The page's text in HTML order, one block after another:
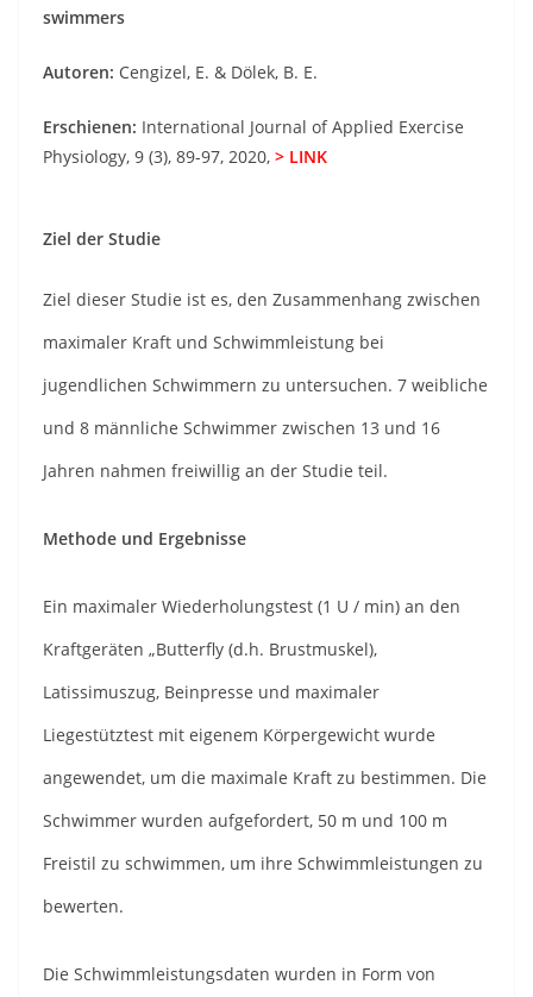
swimmers
Autoren: Cengizel, E. & Dölek, B. E.
Erschienen: International Journal of Applied Exercise
Physiology, 9 (3), 89-97, 2020, > LINK
Ziel der Studie
Ziel dieser Studie ist es, den Zusammenhang zwischen
maximaler Kraft und Schwimmleistung bei
jugendlichen Schwimmern zu untersuchen. 7 weibliche
und 8 männliche Schwimmer zwischen 13 und 16
Jahren nahmen freiwillig an der Studie teil.
Methode und Ergebnisse
Ein maximaler Wiederholungstest (1 U / min) an den
Kraftgeräten „Butterfly (d.h. Brustmuskel),
Latissimuszug, Beinpresse und maximaler
Liegestütztest mit eigenem Körpergewicht wurde
angewendet, um die maximale Kraft zu bestimmen. Die
Schwimmer wurden aufgefordert, 50 m und 100 m
Freistil zu schwimmen, um ihre Schwimmleistungen zu
bewerten.
Die Schwimmleistungsdaten wurden in Form von